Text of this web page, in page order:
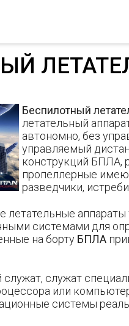
Беспилотный
летательный
автономно, без
управляемый
конструкций БПЛА,
пропеллерные
разведчики,
системами для
на борту БПЛА
служат
или
системы